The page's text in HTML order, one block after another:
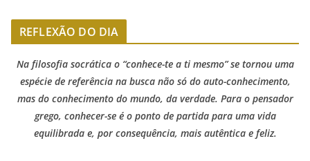
REFLEXÃO DO DIA
Na filosofia socrática o “conhece-te a ti mesmo” se tornou uma
espécie de referência na busca não só do auto-conhecimento,
mas do conhecimento do mundo, da verdade. Para o pensador
grego, conhecer-se é o ponto de partida para uma vida
equilibrada e, por consequência, mais autêntica e feliz.